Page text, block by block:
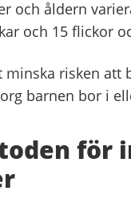
och åldern
och 15 flickor
minska risken att
barnen bor i
för